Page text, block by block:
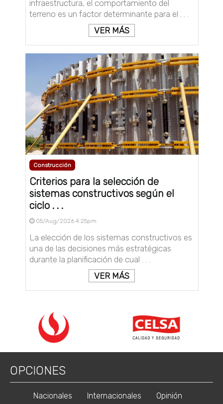
infraestructura, el comportamiento del
terreno es un factor determinante para el . . .
VER MÁS
Construcción
Criterios para la selección de
sistemas constructivos según el
ciclo . . .
05/Aug/2026 4:25pm
La elección de los sistemas constructivos es
una de las decisiones más estratégicas
durante la planificación de cual . . .
VER MÁS
OPCIONES
Nacionales Internacionales
Opinión